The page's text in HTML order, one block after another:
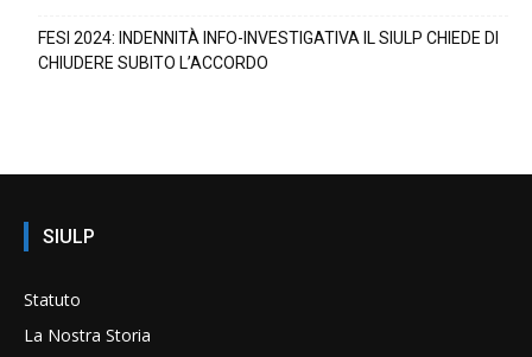
FESI 2024: INDENNITÀ INFO-INVESTIGATIVA IL SIULP CHIEDE DI
CHIUDERE SUBITO L’ACCORDO
SIULP
Statuto
La Nostra Storia